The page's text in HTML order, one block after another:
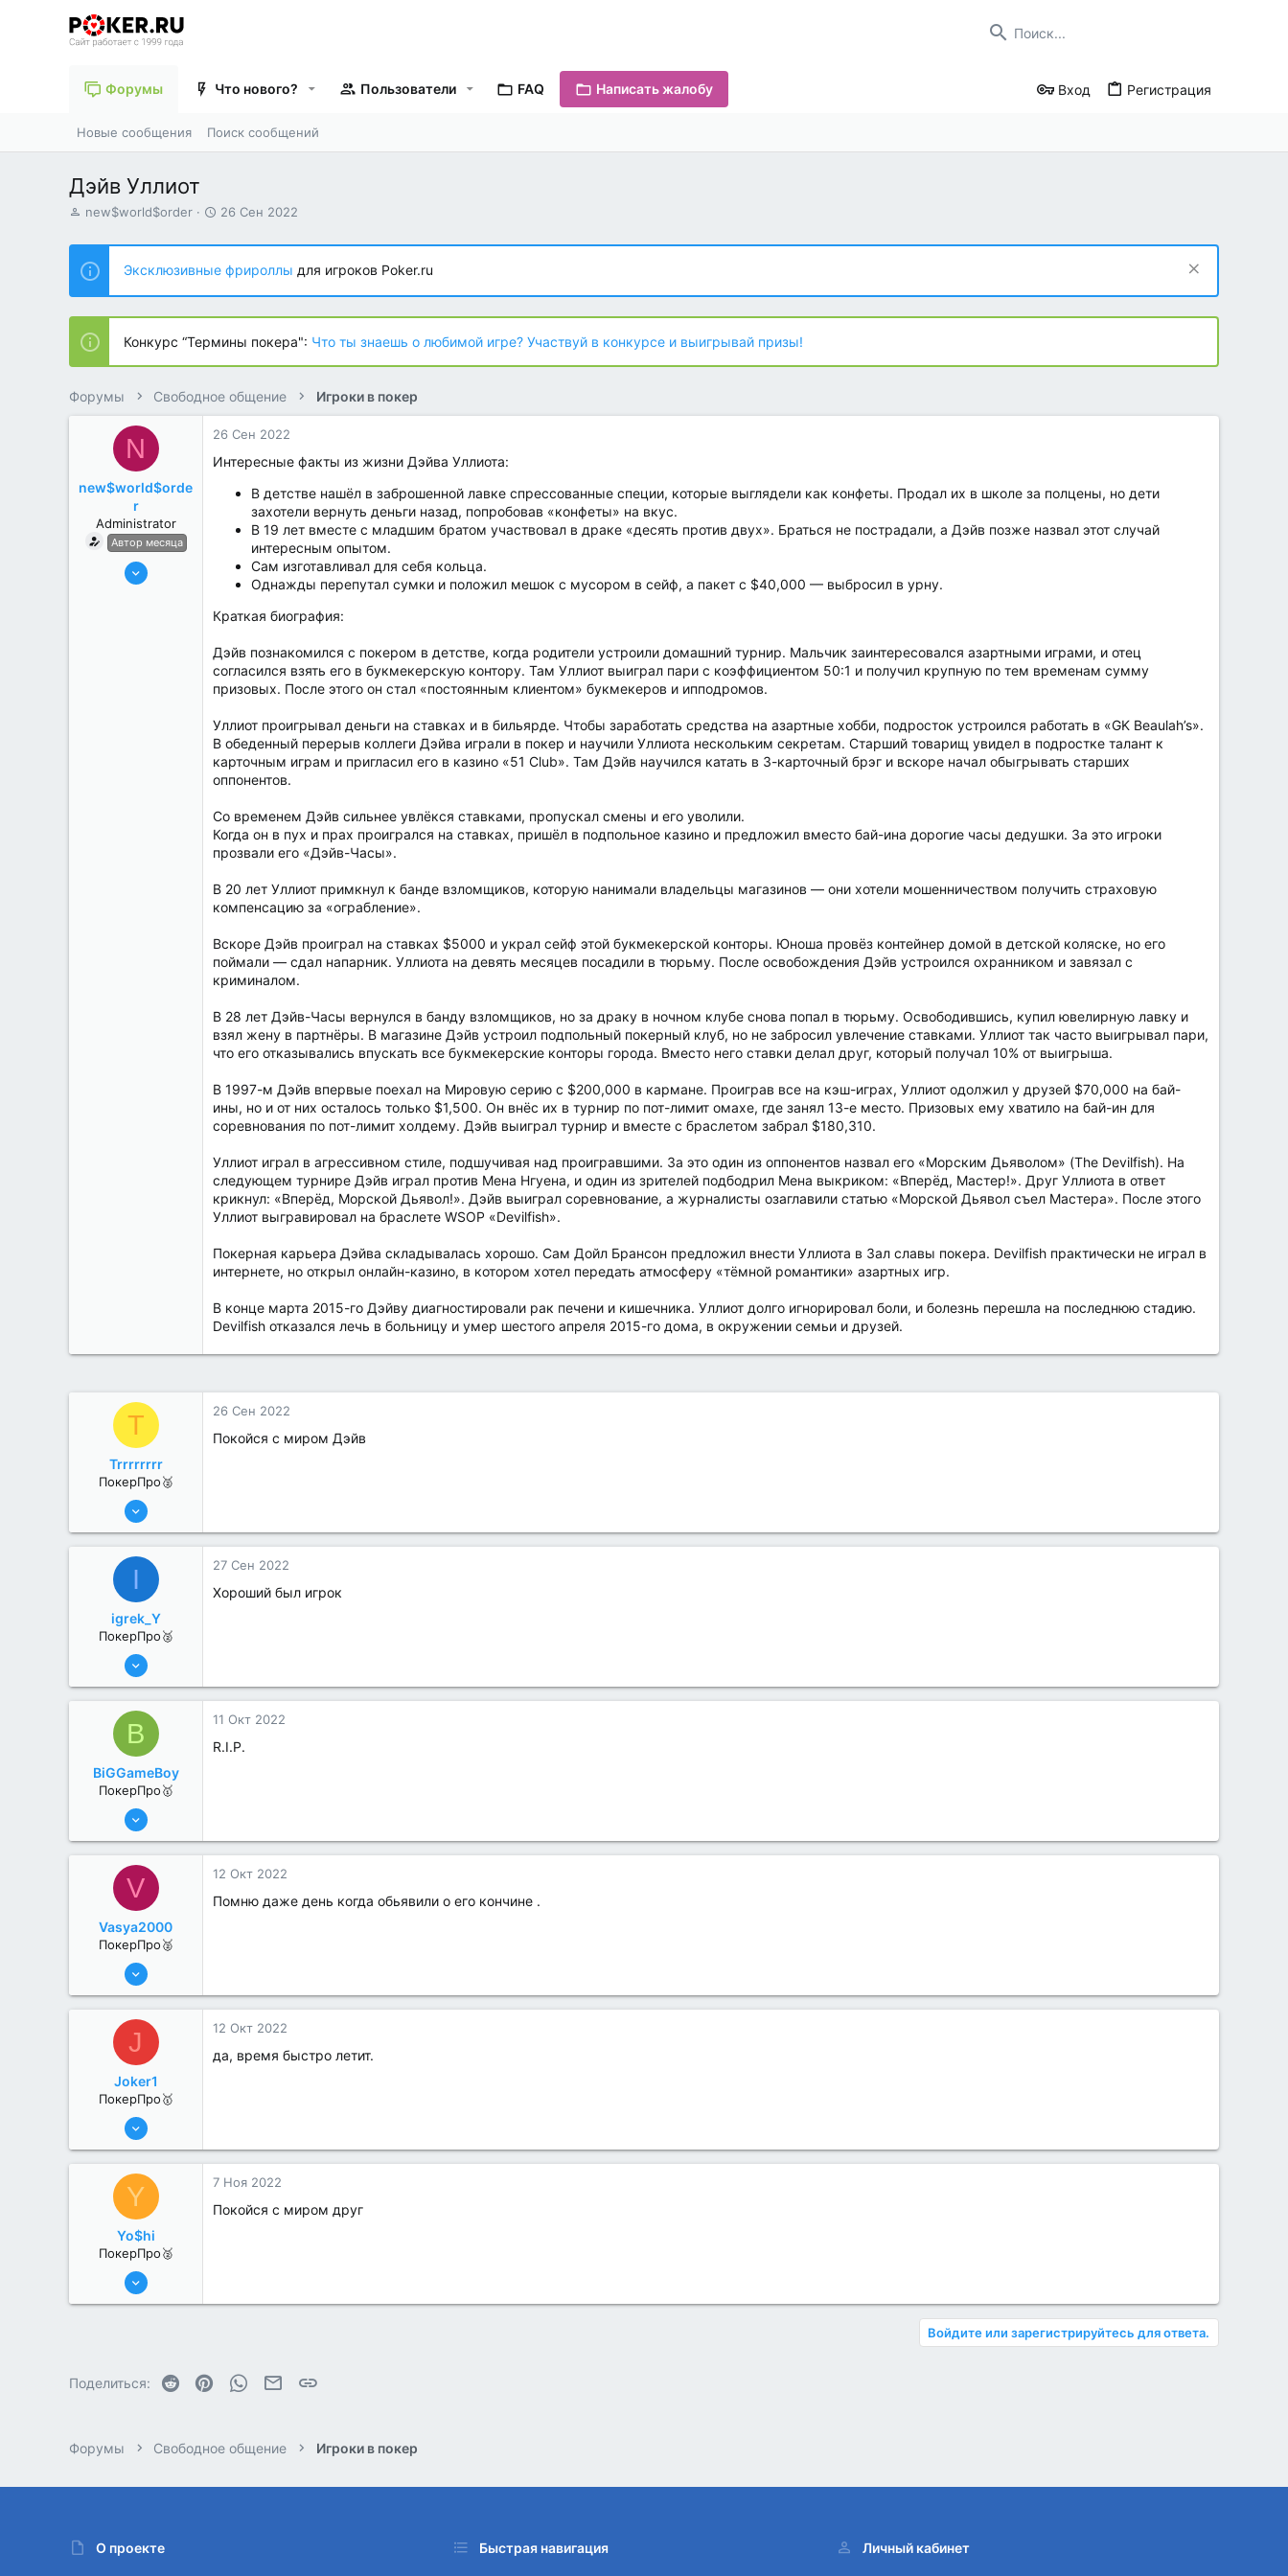
Форумы Что нового? Пользователи FAQ Написать жалобу Вход Регистрация
Новые сообщения Поиск сообщений
Дэйв Уллиот
А
т
о
р
т
е
м
ы
new$world$order
Д
т
н
а
ч
л
а
26 Сен 2022
Эксклюзивные фрироллы для игроков Poker.ru
Конкурс “Термины покера": Что ты знаешь о любимой игре? Участвуй в конкурсе и выигрывай призы!
Форумы Свободное общение Игроки в покер
N
new$world$orde
r
Administrator
Автор месяца
27 Май 2022
26 Сен 2022
Интересные факты из жизни Дэйва Уллиота:
В детстве нашёл в заброшенной лавке спрессованные специи, которые выглядели как конфеты. Продал их в школе за полцены, но дети
захотели вернуть деньги назад, попробовав «конфеты» на вкус.
В 19 лет вместе с младшим братом участвовал в драке «десять против двух». Браться не пострадали, а Дэйв позже назвал этот случай
интересным опытом.
Сам изготавливал для себя кольца.
Однажды перепутал сумки и положил мешок с мусором в сейф, а пакет с $40,000 — выбросил в урну.
Краткая биография:
Дэйв познакомился с покером в детстве, когда родители устроили домашний турнир. Мальчик заинтересовался азартными играми, и отец
согласился взять его в букмекерскую контору. Там Уллиот выиграл пари с коэффициентом 50:1 и получил крупную по тем временам сумму
призовых. После этого он стал «постоянным клиентом» букмекеров и ипподромов.
Уллиот проигрывал деньги на ставках и в бильярде. Чтобы заработать средства на азартные хобби, подросток устроился работать в «GK Beaulah’s».
В обеденный перерыв коллеги Дэйва играли в покер и научили Уллиота нескольким секретам. Старший товарищ увидел в подростке талант к
карточным играм и пригласил его в казино «51 Club». Там Дэйв научился катать в 3-карточный брэг и вскоре начал обыгрывать старших
оппонентов.
Со временем Дэйв сильнее увлёкся ставками, пропускал смены и его уволили.
Когда он в пух и прах проигрался на ставках, пришёл в подпольное казино и предложил вместо бай-ина дорогие часы дедушки. За это игроки
прозвали его «Дэйв-Часы».
В 20 лет Уллиот примкнул к банде взломщиков, которую нанимали владельцы магазинов — они хотели мошенничеством получить страховую
компенсацию за «ограбление».
Вскоре Дэйв проиграл на ставках $5000 и украл сейф этой букмекерской конторы. Юноша провёз контейнер домой в детской коляске, но его
поймали — сдал напарник. Уллиота на девять месяцев посадили в тюрьму. После освобождения Дэйв устроился охранником и завязал с
криминалом.
В 28 лет Дэйв-Часы вернулся в банду взломщиков, но за драку в ночном клубе снова попал в тюрьму. Освободившись, купил ювелирную лавку и
взял жену в партнёры. В магазине Дэйв устроил подпольный покерный клуб, но не забросил увлечение ставками. Уллиот так часто выигрывал пари,
что его отказывались впускать все букмекерские конторы города. Вместо него ставки делал друг, который получал 10% от выигрыша.
В 1997-м Дэйв впервые поехал на Мировую серию с $200,000 в кармане. Проиграв все на кэш-играх, Уллиот одолжил у друзей $70,000 на бай-
ины, но и от них осталось только $1,500. Он внёс их в турнир по пот-лимит омахе, где занял 13-е место. Призовых ему хватило на бай-ин для
соревнования по пот-лимит холдему. Дэйв выиграл турнир и вместе с браслетом забрал $180,310.
Уллиот играл в агрессивном стиле, подшучивая над проигравшими. За это один из оппонентов назвал его «Морским Дьяволом» (The Devilfish). На
следующем турнире Дэйв играл против Мена Нгуена, и один из зрителей подбодрил Мена выкриком: «Вперёд, Мастер!». Друг Уллиота в ответ
крикнул: «Вперёд, Морской Дьявол!». Дэйв выиграл соревнование, а журналисты озаглавили статью «Морской Дьявол съел Мастера». После этого
Уллиот выгравировал на браслете WSOP «Devilfish».
Покерная карьера Дэйва складывалась хорошо. Сам Дойл Брансон предложил внести Уллиота в Зал славы покера. Devilfish практически не играл в
интернете, но открыл онлайн-казино, в котором хотел передать атмосферу «тёмной романтики» азартных игр.
В конце марта 2015-го Дэйву диагностировали рак печени и кишечника. Уллиот долго игнорировал боли, и болезнь перешла на последнюю стадию.
Devilfish отказался лечь в больницу и умер шестого апреля 2015-го дома, в окружении семьи и друзей.
T
Trrrrrrrr
ПокерПро🥈
25 Июл 2022
1
26 Сен 2022
Покойся с миром Дэйв
I
igrek_Y
ПокерПро🥈
6 Июн 2022
2
27 Сен 2022
Хороший был игрок
B
BiGGameBoy
ПокерПро🥇
6 Июн 2022
6
11 Окт 2022
R.I.P.
V
Vasya2000
ПокерПро🥈
8 Июн 2022
1
12 Окт 2022
Помню даже день когда обьявили о его кончине .
J
Joker1
ПокерПро🥇
8 Июн 2022
1
12 Окт 2022
да, время быстро летит.
Y
Yo$hi
ПокерПро🥈
25 Июл 2022
7 Ноя 2022
Покойся с миром друг
Войдите или зарегистрируйтесь для ответа.
Поделиться: Reddit PinterestWhatsAppЭлектронная почта
Форумы Свободное общение Игроки в покер
О проекте Быстрая навигация Личный кабинет